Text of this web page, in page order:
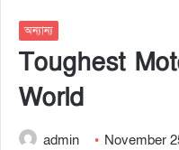
অন্যান্য
Toughest
World
admin November